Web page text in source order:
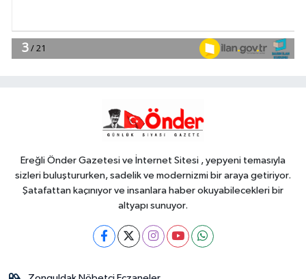
18:25
eğitimleri coşkusu
Ereğli Önder Gazetesi ve İnternet Sitesi , yepyeni temasıyla
sizleri buluştururken, sadelik ve modernizmi bir araya getiriyor.
Şatafattan kaçınıyor ve insanlara haber okuyabilecekleri bir
altyapı sunuyor.